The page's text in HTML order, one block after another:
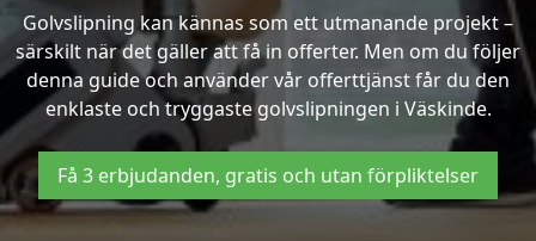
Golvslipning kan kännas som ett utmanande projekt –
särskilt när det gäller att få in offerter. Men om du följer
denna guide och använder vår offerttjänst får du den
enklaste och tryggaste golvslipningen i Väskinde.
Få 3 erbjudanden, gratis och utan förpliktelser